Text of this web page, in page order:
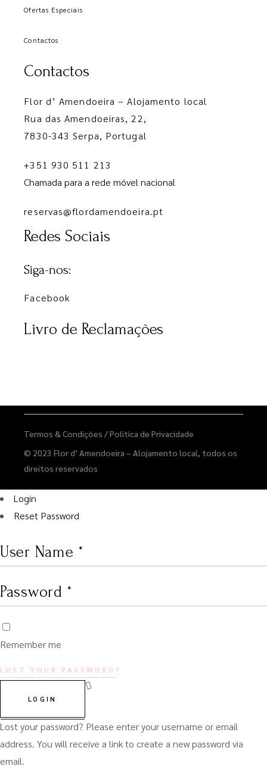
Ofertas Especiais
Contactos
Contactos
Flor d’ Amendoeira – Alojamento local
Rua das Amendoeiras, 22,
7830-343 Serpa, Portugal
+351 930 511 213
Chamada para a rede móvel nacional
reservas@flordamendoeira.pt
Redes Sociais
Siga-nos:
Facebook
Livro de Reclamações
Termos & Condições /Politica de Privacidade
© 2023 Flor d’ Amendoeira – Alojamento local, todos os
direitos reservados
Login
Reset Password
Remember me
LOST YOUR PASSWORD?
LOGIN
Lost your password? Please enter your username or email
address. You will receive a link to create a new password via
email.